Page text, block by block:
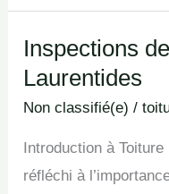
Inspections
Laurentides
Non classifié(e) /
Introduction à
réfléchi à
Inspections
de
toitures
Laurentides